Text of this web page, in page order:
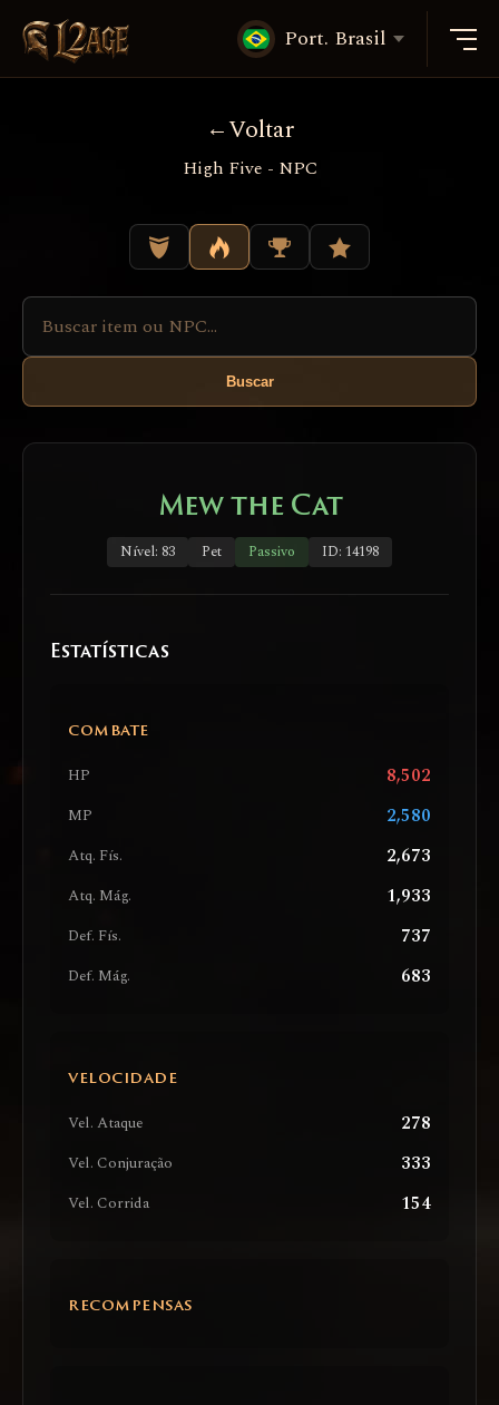
Port. Brasil
Voltar
High Five - NPC
Buscar
Mew the Cat
Nível: 83 Pet Passivo ID: 14198
Estatísticas
COMBATE
HP 8,502
MP 2,580
Atq. Fís. 2,673
Atq. Mág. 1,933
Def. Fís. 737
Def. Mág. 683
VELOCIDADE
Vel. Ataque 278
Vel. Conjuração 333
Vel. Corrida 154
RECOMPENSAS